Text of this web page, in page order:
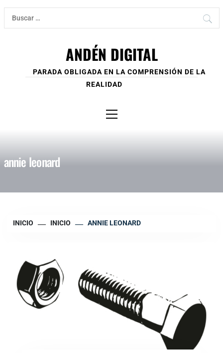
Ir
contenido
Buscar:
ANDÉN DIGITAL
PARADA OBLIGADA EN LA COMPRENSIÓN DE LA
REALIDAD
principal
annie leonard
INICIO INICIO ANNIE LEONARD